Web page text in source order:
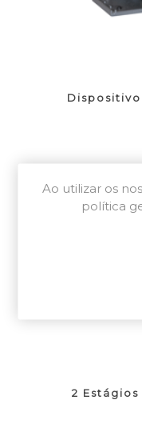
2
Ao utilizar os
política